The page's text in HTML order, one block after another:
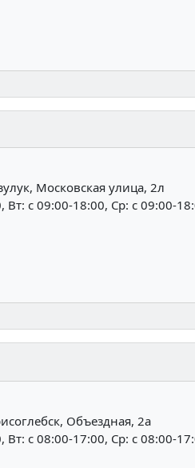
Московская улица, 2л
Вт: c 09:00-18:00, Ср: c 09:00-
Объездная, 2а
Вт: c 08:00-17:00, Ср: c 08:00-